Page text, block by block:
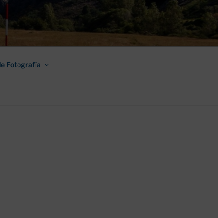
DE
Fotografía